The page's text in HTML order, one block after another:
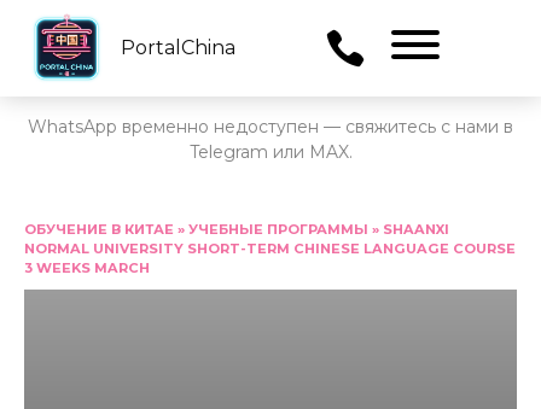
PortalChina
WhatsApp временно недоступен — свяжитесь с нами в
Telegram или MAX.
содержанию
ОБУЧЕНИЕ В КИТАЕ » УЧЕБНЫЕ ПРОГРАММЫ » SHAANXI
NORMAL UNIVERSITY SHORT-TERM CHINESE LANGUAGE COURSE
3 WEEKS MARCH